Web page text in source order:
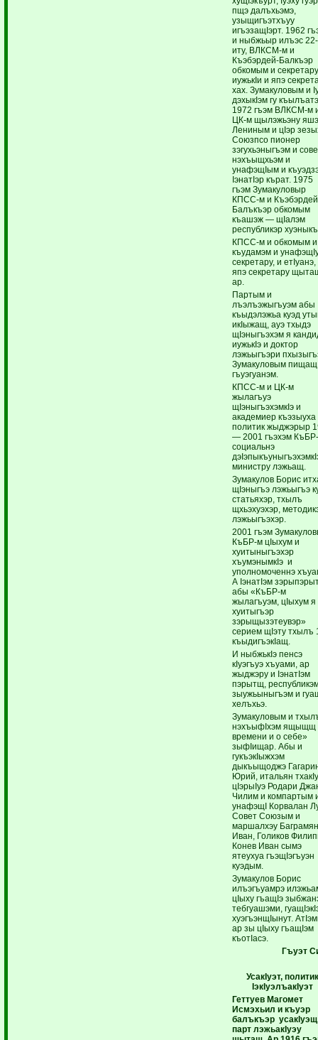
пщэ далъхьэмэ,
узыщигъэтхъуу
игъэзащIэрт. 1962
и ныбжьыр илъэс
иту, ВЛКСМ-м и
Къэбэрдей-Балкъэр
обкомым и
иужькIи и япэ
хах. Зумакуловым и
дэхыкIэм гу
1972 гъэм ВЛКСМ-м
ЦК-м щылэжьэну
Лениным и цIэр
Союзпсо пионер
зэгухьэныгъэм и
нэхъыщхьэм и
унафэщIым и
IэнатIэр кърат. 1975
гъэм Зумакуловыр
КПСС-м и
Балъкъэр обкомым
къашэж — щIалэм
республикэр
КПСС-м и обкомым и
къудамэм и
секретару, и етIуанэ,
япэ секретару
ар.
Партым и
лъэлъэжыгъуэм абы
къыдэлэжьа куэд
икIыжащ, ауэ тхыдэ
щIэныгъэхэм я
иужькIэ и доктор
лэжьыгъэри
Зумакуловым
гъуэгуанэм.
КПСС-м и ЦК-м
жылагъуэ
щIэныгъэхэмкIэ и
академиер къэзыуха
политик жыджэрыр
— 2001 гъэхэм
социальнэ
министру лэжьащ.
Зумакулов Борис
щIэныгъэ лэжьыгъэ
статьяхэр, тхылъ
щхьэхуэхэр,
лэжьыгъэхэр.
2001 гъэм
КъБР-м цIыхум и
хуитыныгъэхэр
хъумэнымкIэ и
уполномоченнэ
А IэнатIэм
абы «КъБР-м
жылагъуэм, цIыхум я
хуитыгъэр
зэрыщызэтеувэр»
серием щIэту тхылъ
къыдигъэкIащ.
И ныбжькIэ пенсэ
кIуэгъуэ хъуами, ар
жыджэру и IэнатIэм
пэрытщ,
зыужьыныгъэм и
хелъхьэ.
Зумакуловым и
нэхъыфIхэм ящыщщ
времени и о себе»
зыфIищар. Абы и
гукъэкIыжхэм
дыкъыщоджэ
Юрий, итальян
цIэрыIуэ Родари
Чилим и компартым
унафэщI Корвалан
Совет Союзым и
маршалхэу
Иван, Голиков
Конев Иван сымэ
ятеухуа гъэщIэгъуэн
куэдым.
Зумакулов Борис
илъэгъуамрэ
цIыху гъащIэ
тебгуашэми,
хуэгъэнщIынут.
ар зы цIыху гъащIэм
къотIасэ.
Гъуэт
УсакIуэт,
IэкIуэлъакIуэт
Геттуев Магомет
Исмэхьил и къуэр
балъкъэр
парт лэжьакIуэу